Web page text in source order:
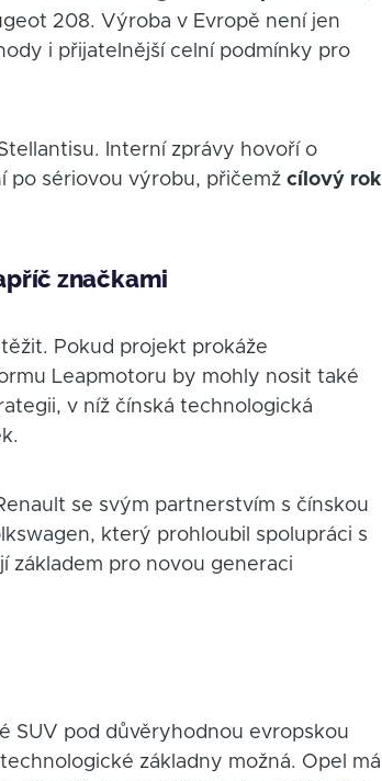
208. Výroba v Evropě není jen
i přijatelnější celní podmínky pro
Interní zprávy hovoří o
po sériovou výrobu, přičemžcílový rok
značkami
Pokud projekt prokáže
Leapmotoru by mohly nosit také
v níž čínská technologická
se svým partnerstvím s čínskou
který prohloubil spolupráci s
základem pro novou generaci
SUV pod důvěryhodnou evropskou
základny možná. Opel má